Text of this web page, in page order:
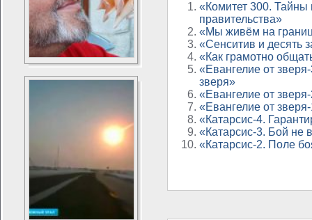
«Комитет 300. Тайны
правительства»
«Мы живём на
«Сенситив и десять
«Как грамотно
«Евангелие от
зверя»
«Евангелие от
«Евангелие от
«Катарсис-4.
«Катарсис-3. Бой не
«Катарсис-2. Поле